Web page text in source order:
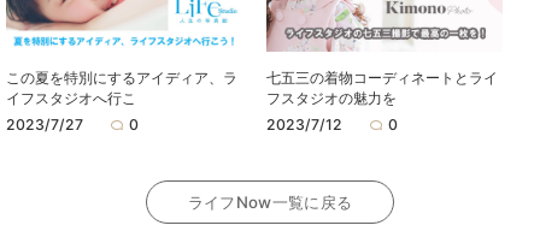
この夏を特別にするアイディア、ラ
イフスタジオへ行こ
2023/7/27
0
七五三の着物コーディネートとライ
フスタジオの魅力を
2023/7/12
0
ライフNow一覧に戻る